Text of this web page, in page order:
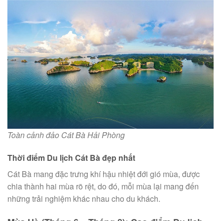
Toàn cảnh đảo Cát Bà Hải Phòng
Thời điểm Du lịch Cát Bà đẹp nhất
Cát Bà mang đặc trưng khí hậu nhiệt đới gió mùa, được
chia thành hai mùa rõ rệt, do đó, mỗi mùa lại mang đến
những trải nghiệm khác nhau cho du khách.